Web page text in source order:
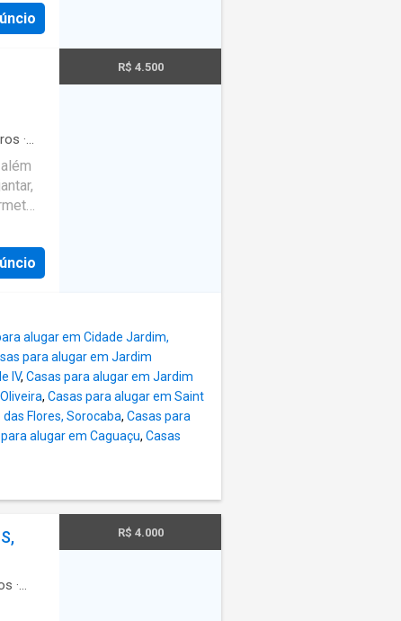
sua
para
20
·
e
a
e
de
R$ 4.500
alugar em Cidade Jardim,
para alugar em Jardim
IV, Casas para alugar em Jardim
, Casas para alugar em Saint
Flores, Sorocaba, Casas para
alugar em Caguaçu, Casas
·
R$ 4.000